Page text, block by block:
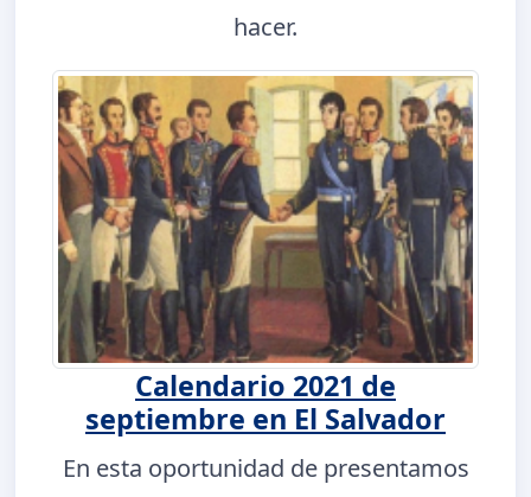
hacer.
Calendario 2021 de
septiembre en El Salvador
En esta oportunidad de presentamos